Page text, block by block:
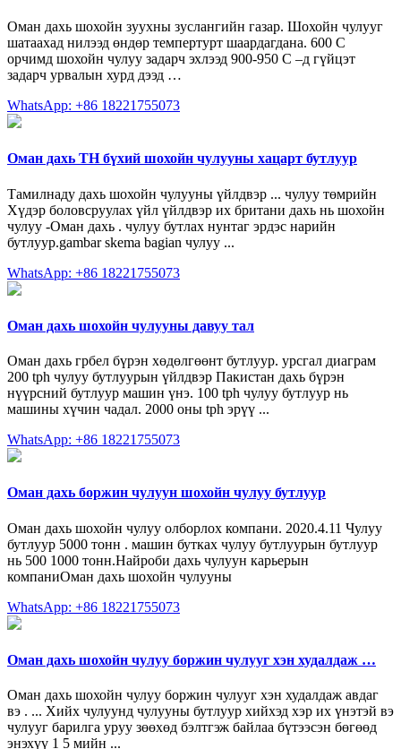
Оман дахь шохойн зуухны зуслангийн газар. Шохойн чулууг
шатаахад нилээд өндөр темпертурт шаардагдана. 600 С
орчимд шохойн чулуу задарч эхлээд 900-950 С –д гүйцэт
задарч урвалын хурд дээд …
WhatsApp: +86 18221755073
Оман дахь TH бүхий шохойн чулууны хацарт бутлуур
Тамилнаду дахь шохойн чулууны үйлдвэр ... чулуу төмрийн
Хүдэр боловсруулах үйл үйлдвэр их британи дахь нь шохойн
чулуу -Оман дахь . чулуу бутлах нунтаг эрдэс нарийн
бутлуур.gambar skema bagian чулуу ...
WhatsApp: +86 18221755073
Оман дахь шохойн чулууны давуу тал
Оман дахь грбел бүрэн хөдөлгөөнт бутлуур. урсгал диаграм
200 tph чулуу бутлуурын үйлдвэр Пакистан дахь бүрэн
нүүрсний бутлуур машин үнэ. 100 tph чулуу бутлуур нь
машины хүчин чадал. 2000 оны tph эрүү ...
WhatsApp: +86 18221755073
Оман дахь боржин чулуун шохойн чулуу бутлуур
Оман дахь шохойн чулуу олборлох компани. 2020.4.11 Чулуу
бутлуур 5000 тонн . машин бутках чулуу бутлуурын бутлуур
нь 500 1000 тонн.Найроби дахь чулуун карьерын
компаниОман дахь шохойн чулууны
WhatsApp: +86 18221755073
Оман дахь шохойн чулуу боржин чулууг хэн худалдаж …
Оман дахь шохойн чулуу боржин чулууг хэн худалдаж авдаг
вэ . ... Хийх чулуунд чулууны бутлуур хийхэд хэр их үнэтэй вэ
чулууг барилга уруу зөөхөд бэлтгэж байлаа бүтээсэн бөгөөд
энэхүү 1 5 мийн ...